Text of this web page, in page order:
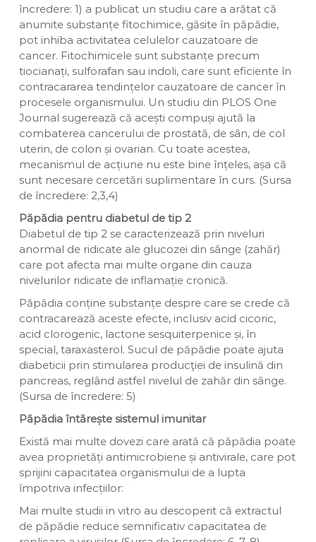
încredere: 1) a publicat un studiu care a arătat că
anumite substanțe fitochimice, găsite în păpădie,
pot inhiba activitatea celulelor cauzatoare de
cancer. Fitochimicele sunt substanțe precum
tiocianați, sulforafan sau indoli, care sunt eficiente în
contracararea tendințelor cauzatoare de cancer în
procesele organismului. Un studiu din PLOS One
Journal sugerează că acești compuși ajută la
combaterea cancerului de prostată, de sân, de col
uterin, de colon și ovarian. Cu toate acestea,
mecanismul de acțiune nu este bine înțeles, așa că
sunt necesare cercetări suplimentare în curs. (Sursa
de încredere: 2,3,4)
Păpădia pentru diabetul de tip 2
Diabetul de tip 2 se caracterizează prin niveluri
anormal de ridicate ale glucozei din sânge (zahăr)
care pot afecta mai multe organe din cauza
nivelurilor ridicate de inflamație cronică.
Păpădia conține substanțe despre care se crede că
contracarează aceste efecte, inclusiv acid cicoric,
acid clorogenic, lactone sesquiterpenice și, în
special, taraxasterol. Sucul de păpădie poate ajuta
diabeticii prin stimularea producţiei de insulină din
pancreas, reglând astfel nivelul de zahăr din sânge.
(Sursa de încredere: 5)
Păpădia întărește sistemul imunitar
Există mai multe dovezi care arată că păpădia poate
avea proprietăți antimicrobiene și antivirale, care pot
sprijini capacitatea organismului de a lupta
împotriva infecțiilor:
Mai multe studii in vitro au descoperit că extractul
de păpădie reduce semnificativ capacitatea de